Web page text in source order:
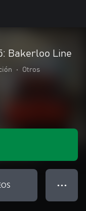
Bakerloo Line
• Otros
● ● ●